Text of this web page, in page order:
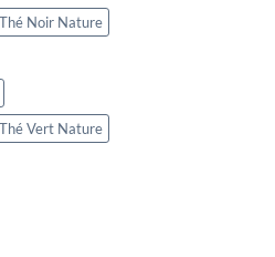
Thé Noir Nature
Thé Vert Nature